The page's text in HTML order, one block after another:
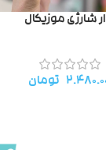
شارژی موزیکال
تومان